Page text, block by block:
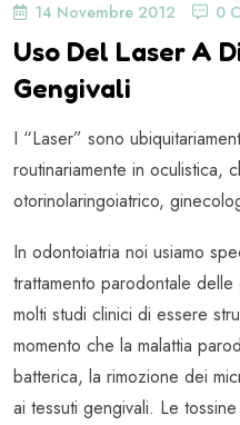
14 Novembre 2012 0
Uso Del Laser A
Gengivali
I “Laser” sono
routinariamente in oculistica,
otorinolaringoiatrico,
In odontoiatria noi usiamo
trattamento parodontale
molti studi clinici di essere
momento che la malattia
batterica, la rimozione dei
ai tessuti gengivali. Le